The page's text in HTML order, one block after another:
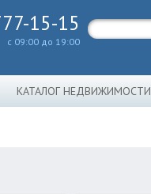
15-15
с 09:00 до 19:00
КАТАЛОГ НЕДВИЖИМОСТИ